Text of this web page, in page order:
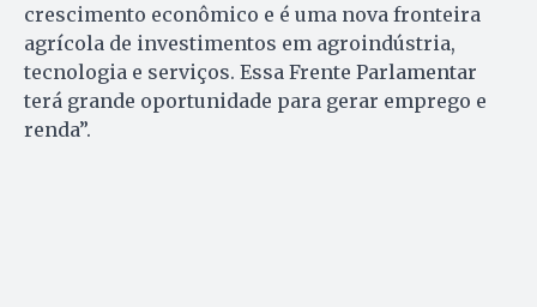
crescimento econômico e é uma nova fronteira
agrícola de investimentos em agroindústria,
tecnologia e serviços. Essa Frente Parlamentar
terá grande oportunidade para gerar emprego e
renda”.